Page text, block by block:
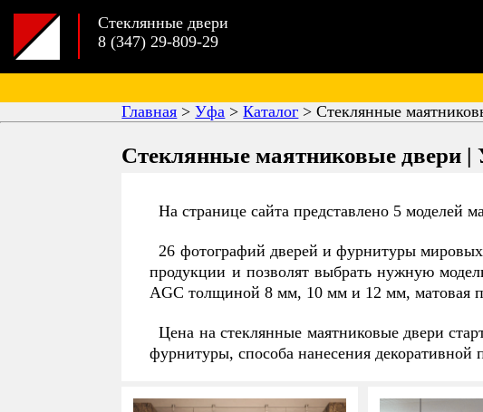
Стеклянные двери
8 (347) 29-809-29
Главная >Уфа >Каталог >Стеклянные
Стеклянные маятниковые двери |
На странице сайта представлено 5 моделей
26 фотографий дверей и фурнитуры мировых
продукции и позволят выбрать нужную
AGC толщиной 8 мм, 10 мм и 12 мм, матовая
Цена на стеклянные маятниковые двери
фурнитуры, способа нанесения декоративной